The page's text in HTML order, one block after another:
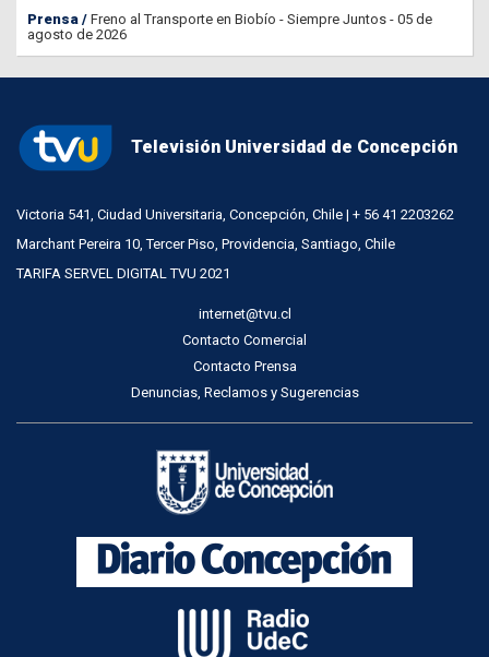
Prensa
Freno al Transporte en Biobío - Siempre Juntos - 05 de
agosto de 2026
Televisión Universidad de Concepción
Victoria 541, Ciudad Universitaria, Concepción, Chile | + 56 41 2203262
Marchant Pereira 10, Tercer Piso, Providencia, Santiago, Chile
TARIFA SERVEL DIGITAL TVU 2021
internet@tvu.cl
Contacto Comercial
Contacto Prensa
Denuncias, Reclamos y Sugerencias